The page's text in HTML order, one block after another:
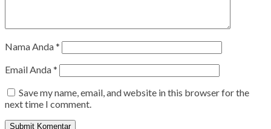
Nama Anda*
Email Anda*
Save my name, email, and website in this browser for the
next time I comment.